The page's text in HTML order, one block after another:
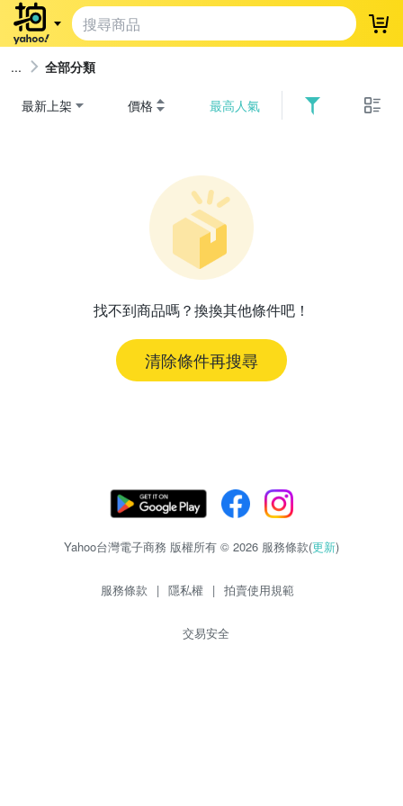
登
全部分類
最新上架 價格 最高人氣
找不到商品嗎？換換其他條件吧！
清除條件再搜尋
Yahoo台灣電子商務 版權所有 © 2026 服務條款(更新)
服務條款 | 隱私權 | 拍賣使用規範
交易安全